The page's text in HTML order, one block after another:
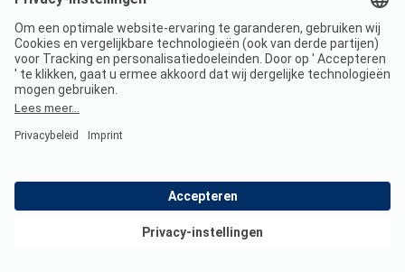
Gezin vanaf68,00 EUR
Stel
Extra's
Bekijk deals